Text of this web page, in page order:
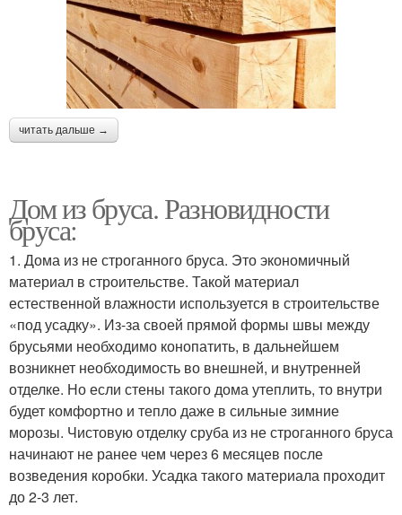
читать дальше →
Дом из бруса. Разновидности
бруса:
1. Дома из не строганного бруса. Это экономичный
материал в строительстве. Такой материал
естественной влажности используется в строительстве
«под усадку». Из-за своей прямой формы швы между
брусьями необходимо конопатить, в дальнейшем
возникнет необходимость во внешней, и внутренней
отделке. Но если стены такого дома утеплить, то внутри
будет комфортно и тепло даже в сильные зимние
морозы. Чистовую отделку сруба из не строганного бруса
начинают не ранее чем через 6 месяцев после
возведения коробки. Усадка такого материала проходит
до 2-3 лет.